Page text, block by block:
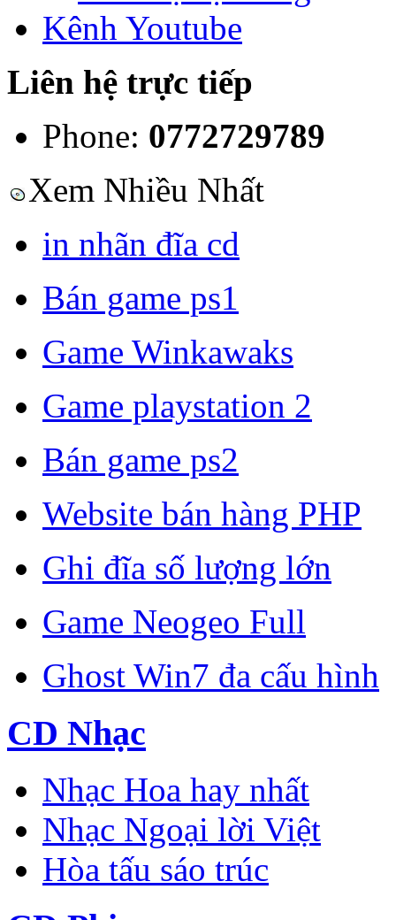
Kênh Youtube
Liên hệ trực tiếp
Phone: 0772729789
Xem Nhiều Nhất
in nhãn đĩa cd
Bán game ps1
Game Winkawaks
Game playstation 2
Bán game ps2
Website bán hàng PHP
Ghi đĩa số lượng lớn
Game Neogeo Full
Ghost Win7 đa cấu hình
CD Nhạc
Nhạc Hoa hay nhất
Nhạc Ngoại lời Việt
Hòa tấu sáo trúc